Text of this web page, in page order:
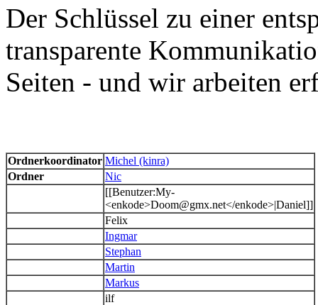
Der Schlüssel zu einer
transparente
Seiten - und wir arbeiten
Ordnerkoordinator Michel (kinra)
Ordner
Nic
[[Benutzer:My-
<enkode>Doom@gmx.net</enkode>|Daniel]]
Felix
Ingmar
Stephan
Martin
Markus
ilf